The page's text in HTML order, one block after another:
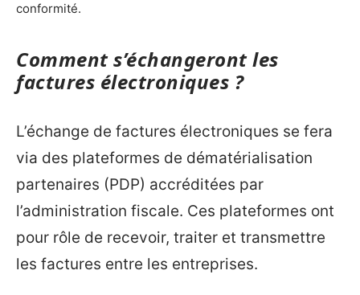
conformité.
Comment s’échangeront les
factures électroniques ?
L’échange de factures électroniques se fera
via des plateformes de dématérialisation
partenaires (PDP) accréditées par
l’administration fiscale. Ces plateformes ont
pour rôle de recevoir, traiter et transmettre
les factures entre les entreprises.